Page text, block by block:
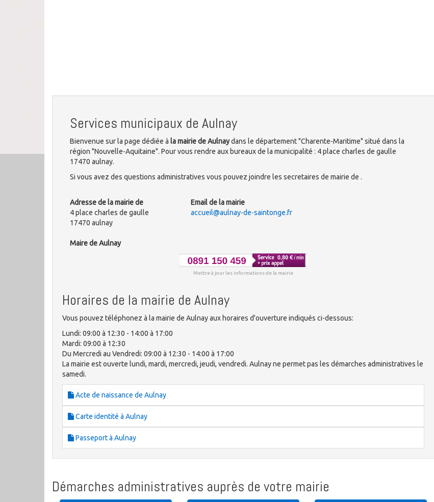
Services municipaux de Aulnay
Bienvenue sur la page dédiée à la mairie de Aulnaydans le département "Charente-Maritime" situé dans la
région "Nouvelle-Aquitaine". Pour vous rendre aux bureaux de la municipalité : 4 place charles de gaulle
17470 aulnay.
Si vous avez des questions administratives vous pouvez joindre les secretaires de mairie de .
Adresse de la mairie de
4 place charles de gaulle
17470 aulnay
Maire de Aulnay
Email de la mairie
accueil@aulnay-de-saintonge.fr
Mettre à jour les informations de la mairie
Horaires de la mairie de Aulnay
Vous pouvez téléphonez à la mairie de Aulnay aux horaires d'ouverture indiqués ci-dessous:
Lundi: 09:00 à 12:30 - 14:00 à 17:00
Mardi: 09:00 à 12:30
Du Mercredi au Vendredi: 09:00 à 12:30 - 14:00 à 17:00
La mairie est ouverte lundi, mardi, mercredi, jeudi, vendredi. Aulnay ne permet pas les démarches administratives le
samedi.
Acte de naissance de Aulnay
Carte identité à Aulnay
Passeport à Aulnay
Démarches administratives auprès de votre mairie